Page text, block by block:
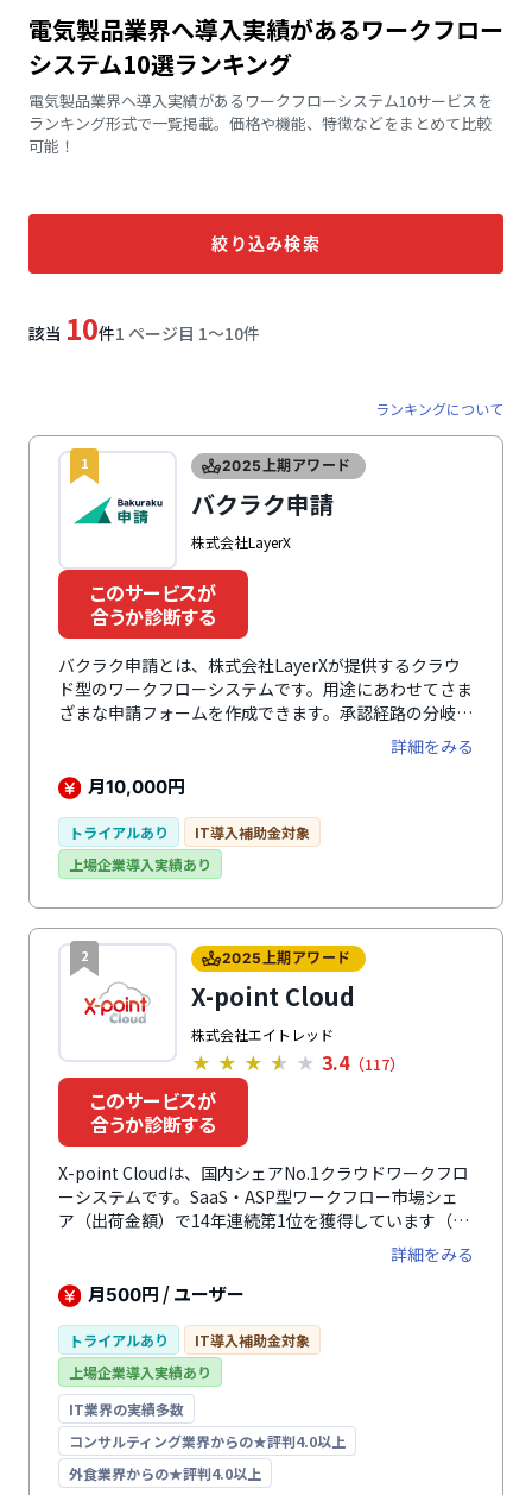
電気製品業界へ導入実績があるワークフロー
システム10選ランキング
電気製品業界へ導入実績があるワークフローシステム10サービスを
ランキング形式で一覧掲載。価格や機能、特徴などをまとめて比較
可能！
絞り込み検索
該当 10件1 ページ目 1〜10件
ランキングについて
1 2025上期アワード
バクラク申請
株式会社LayerX
このサービスが
合うか診断する
バクラク申請とは、株式会社LayerXが提供するクラウ
ド型のワークフローシステムです。用途にあわせてさま
ざまな申請フォームを作成できます。承認経路の分岐設
定に対応し、たとえば申請金額に応じて経路を自動切り
替えるなども可能です。申請が行われると承認者へ
Slackで通知が届くのも特徴のひとつ。承認・却下もア
モバイルブラウザにも対応し、自宅や外出先など場所を
選ばず申請・承認が可能です。同シリーズの「バクラク
請求書」との連携すれば、支払申請で入力した内容を経
理部門へデータ連携できます。請求書に紐づく各種申
請・稟議データや承認ステータスをリアルタイムで確認
でき、工数のかかる突合作業が不要に。稟議・申請から
経理業務までの一連の業務を効率化できます。
詳細をみる
月10,000円
トライアルあり
IT導入補助金対象
上場企業導入実績あり
2 2025上期アワード
X-point Cloud
株式会社エイトレッド
★ ★ ★ ★ ★ 3.4（117）
このサービスが
合うか診断する
X-point Cloudは、国内シェアNo.1クラウドワークフロ
ーシステムです。SaaS・ASP型ワークフロー市場シェ
ア（出荷金額）で14年連続第1位を獲得しています（デ
ロイト トーマツ ミック経済研究所「コラボレーショ
ン・モバイル管理ソフトの市場展望 2025年度版」2011
年度～2025年度（実績））。既存の申請書をそのまま
く導入・運用できます。また、1,000種類以上の申請書
テンプレートをもとにノーコードで入力フォームや承認
ルートを簡単に作成できるため、システム管理者にとっ
ても設定から運用まで負担が少なく優しい設計です。さ
らに、外部システムとの連携にも対応しており、各種グ
ループウェアやチャットツールとの連携が可能。それぞ
れのツール上から書類を開き、承認を進めることができ
詳細をみる
月500円 / ユーザー
トライアルあり
IT導入補助金対象
上場企業導入実績あり
IT業界の実績多数
コンサルティング業界からの★評判4.0以上
外食業界からの★評判4.0以上